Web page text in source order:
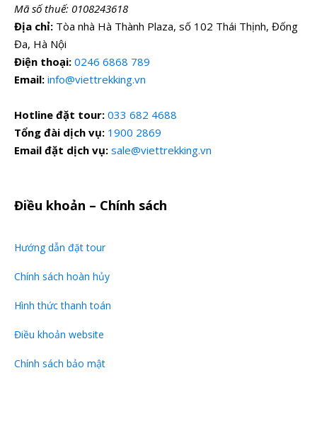
Mã số thuế: 0108243618
Địa chỉ: Tòa nhà Hà Thành Plaza, số 102 Thái Thịnh, Đống
Đa, Hà Nội
Điện thoại: 0246 6868 789
Email: info@viettrekking.vn
Hotline đặt tour: 033 682 4688
Tổng đài dịch vụ: 1900 2869
Email đặt dịch vụ: sale@viettrekking.vn
Điều khoản – Chính sách
Hướng dẫn đặt tour
Chính sách hoàn hủy
Hình thức thanh toán
Điều khoản website
Chính sách bảo mật